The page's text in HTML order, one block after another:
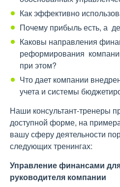
Как эффективно
Почему прибыль есть, а
Каковы направления
реформирования
при этом?
Что дает компании
учета и системы
Наши консультант-тренеры
доступной форме, на
вашу сферу деятельности
следующих тренингах:
Управление финансами
руководителя компании